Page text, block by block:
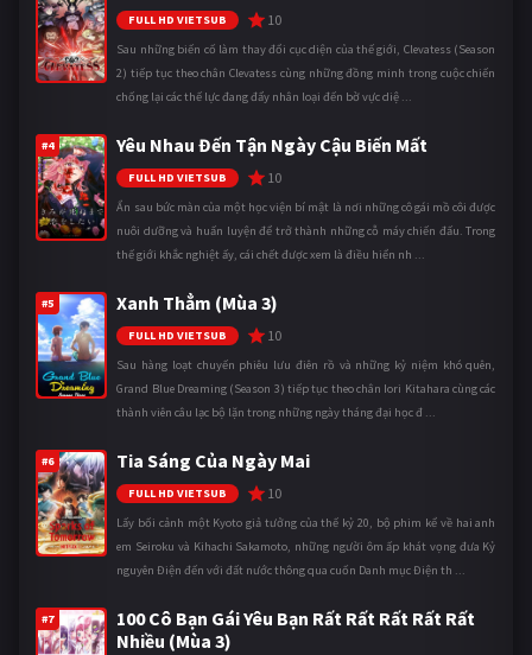
FULL HD VIETSUB 10
Sau những biến cố làm thay đổi cục diện của thế giới, Clevatess (Season
2) tiếp tục theo chân Clevatess cùng những đồng minh trong cuộc chiến
chống lại các thế lực đang đẩy nhân loại đến bờ vực diệ ...
#4 Yêu Nhau Đến Tận Ngày Cậu Biến Mất
FULL HD VIETSUB 10
Ẩn sau bức màn của một học viện bí mật là nơi những cô gái mồ côi được
nuôi dưỡng và huấn luyện để trở thành những cỗ máy chiến đấu. Trong
thế giới khắc nghiệt ấy, cái chết được xem là điều hiển nh ...
#5 Xanh Thẳm (Mùa 3)
FULL HD VIETSUB 10
Sau hàng loạt chuyến phiêu lưu điên rồ và những kỷ niệm khó quên,
Grand Blue Dreaming (Season 3) tiếp tục theo chân Iori Kitahara cùng các
thành viên câu lạc bộ lặn trong những ngày tháng đại học đ ...
#6 Tia Sáng Của Ngày Mai
FULL HD VIETSUB 10
Lấy bối cảnh một Kyoto giả tưởng của thế kỷ 20, bộ phim kể về hai anh
em Seiroku và Kihachi Sakamoto, những người ôm ấp khát vọng đưa Kỷ
nguyên Điện đến với đất nước thông qua cuốn Danh mục Điện th ...
#7
100 Cô Bạn Gái Yêu Bạn Rất Rất Rất Rất Rất
Nhiều (Mùa 3)